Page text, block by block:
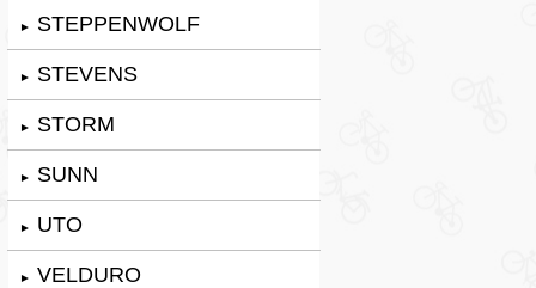
► STEPPENWOLF
► STEVENS
► STORM
► SUNN
► UTO
► VELDURO